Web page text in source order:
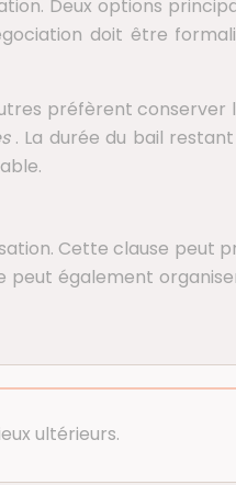
Deux options
doit être
préfèrent conserver
. La durée du bail
Cette clause peut
également
ultérieurs.